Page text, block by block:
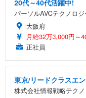
20代～40代活躍中!
パーソルAVCテクノロ
大阪府
月給32万3,000円～
正社員
東京/リードクラスエ
株式会社情報戦略テク